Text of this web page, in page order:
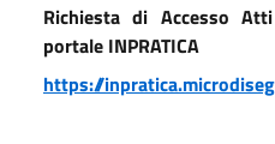
Richiesta di Accesso
portale INPRATICA
https://